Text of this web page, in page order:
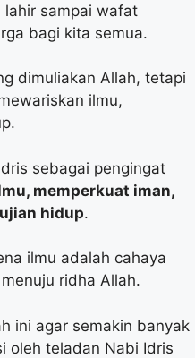
lahir sampai wafat
bagi kita semua.
dimuliakan Allah, tetapi
ilmu,
sebagai pengingat
memperkuat iman,
hidup.
ilmu adalah cahaya
ridha Allah.
ini agar semakin banyak
oleh teladan Nabi Idris